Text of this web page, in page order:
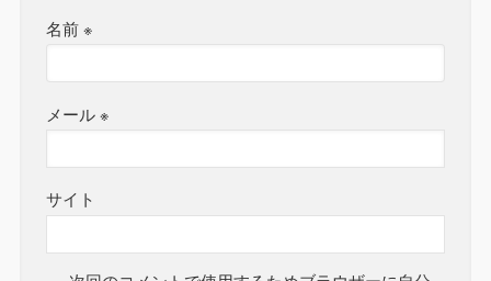
名前※
メール※
サイト